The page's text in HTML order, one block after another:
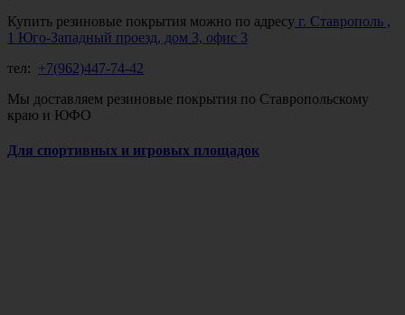
Купить резиновые покрытия можно по адресу г. Ставрополь ,
1 Юго-Западный проезд, дом 3, офис 3
тел: +7(962)447-74-42
Мы доставляем резиновые покрытия по Ставропольскому
краю и ЮФО
Для спортивных и игровых площадок